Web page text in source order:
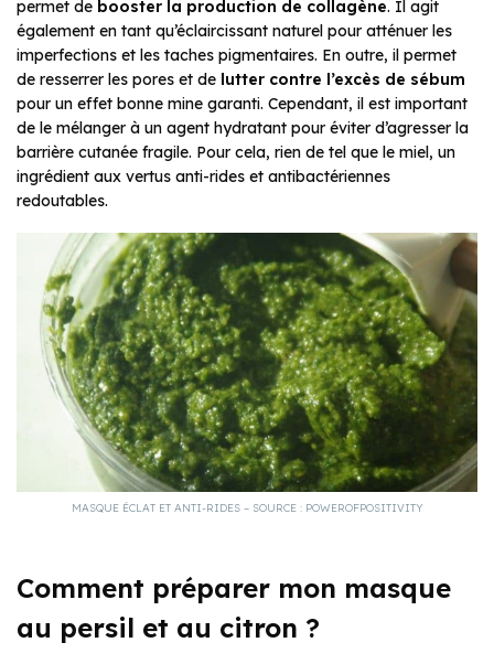
permet de booster la production de collagène. Il agit
également en tant qu’éclaircissant naturel pour atténuer les
imperfections et les taches pigmentaires. En outre, il permet
de resserrer les pores et de lutter contre l’excès de sébum
pour un effet bonne mine garanti. Cependant, il est important
de le mélanger à un agent hydratant pour éviter d’agresser la
barrière cutanée fragile. Pour cela, rien de tel que le miel, un
ingrédient aux vertus anti-rides et antibactériennes
redoutables.
MASQUE ÉCLAT ET ANTI-RIDES – SOURCE : POWEROFPOSITIVITY
Comment préparer mon masque
au persil et au citron ?